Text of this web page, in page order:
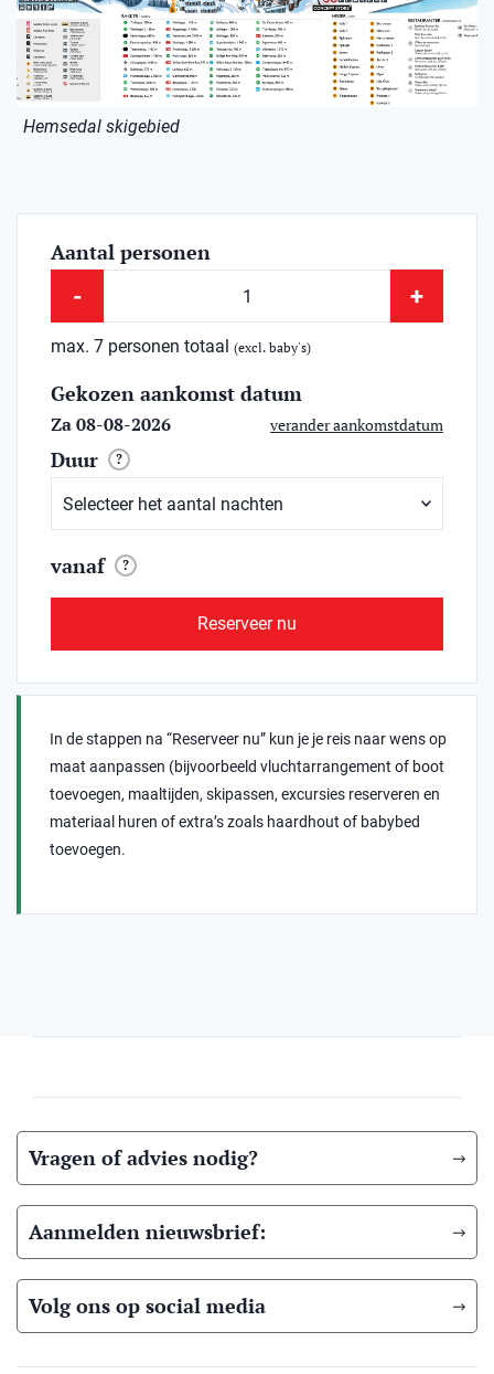
Hemsedal skigebied
Aantal personen
- +
max. 7 personen totaal (excl. baby's)
Gekozen aankomst datum
Za 08-08-2026 verander aankomstdatum
Duur ?
vanaf ?
Reserveer nu
In de stappen na “Reserveer nu” kun je je reis naar wens op
maat aanpassen (bijvoorbeeld vluchtarrangement of boot
toevoegen, maaltijden, skipassen, excursies reserveren en
materiaal huren of extra’s zoals haardhout of babybed
toevoegen.
Vragen of advies nodig?
Aanmelden nieuwsbrief:
Volg ons op social media